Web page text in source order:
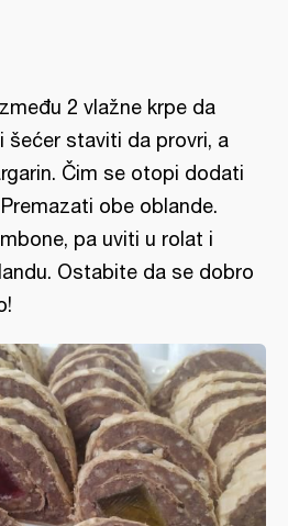
2 vlažne krpe da
šećer staviti da provri, a
Čim se otopi dodati
obe oblande.
pa uviti u rolat i
Ostabite da se dobro